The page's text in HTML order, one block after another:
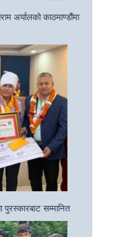
अर्यालको काठमाण्डौंमा
सम्मानित